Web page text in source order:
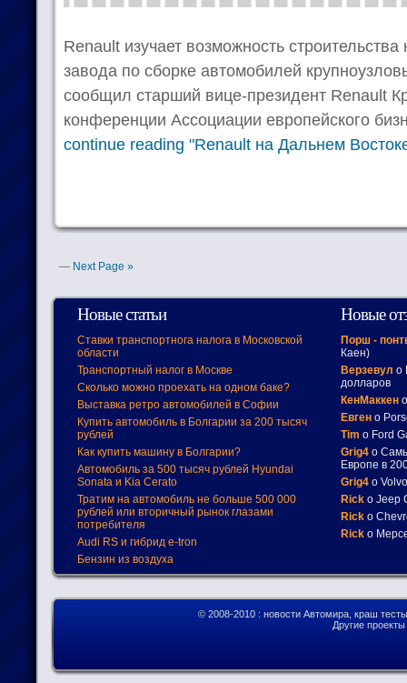
Renault изучает возможность
завода по сборке автомобилей
сообщил старший вице-президент Renault
конференции Ассоциации европейского
continue reading "Renault на Дальнем
— Next Page »
Новые статьи
Ставки транспортнога налога в Московской
области
Транспортный налог в Москве
Сколько можно проехать на одном баке?
Выставка ретро автомобилей в Софии
Купить автомобиль в Болгарии за 200 тысяч
рублей
Как купить машину в Болгарии?
Автомобиль за 500 тысяч рублей Hyundai
Sonata и Kia Cerato
Тратим на автомобиль не больше 500 000
рублей или вторичный рынок глазами
потребителя
Audi RS и гибрид e-tron
Бензин из воздуха
Новые
Порш -
Каен)
Верзевул о
долларов
КенМаккен
Евген о
Tim о Ford
Grig4 о
Европе в
Grig4 о
Rick о Jeep
Rick о
Rick о
© 2008-2010 : новости Автомира, краш
Другие проекты